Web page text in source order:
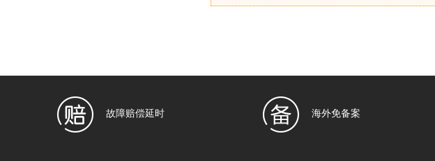
故障赔偿延时 海外免备案